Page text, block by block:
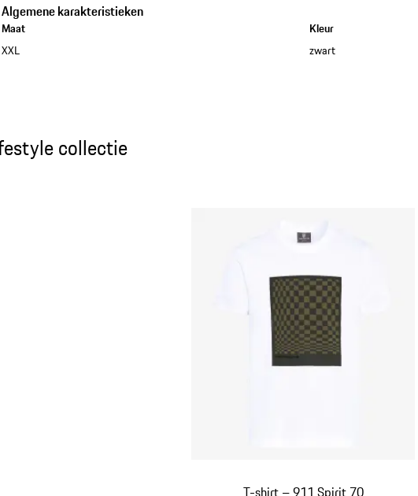
Algemene karakteristieken
Maat
XXL
Kleur
zwart
collectie
collectie
T-shirt – 911 Spirit 70